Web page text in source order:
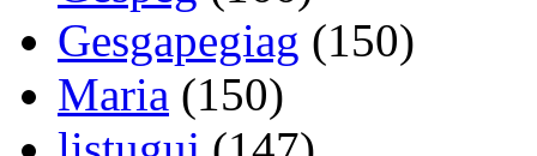
Gesgapegiag (150)
Maria (150)